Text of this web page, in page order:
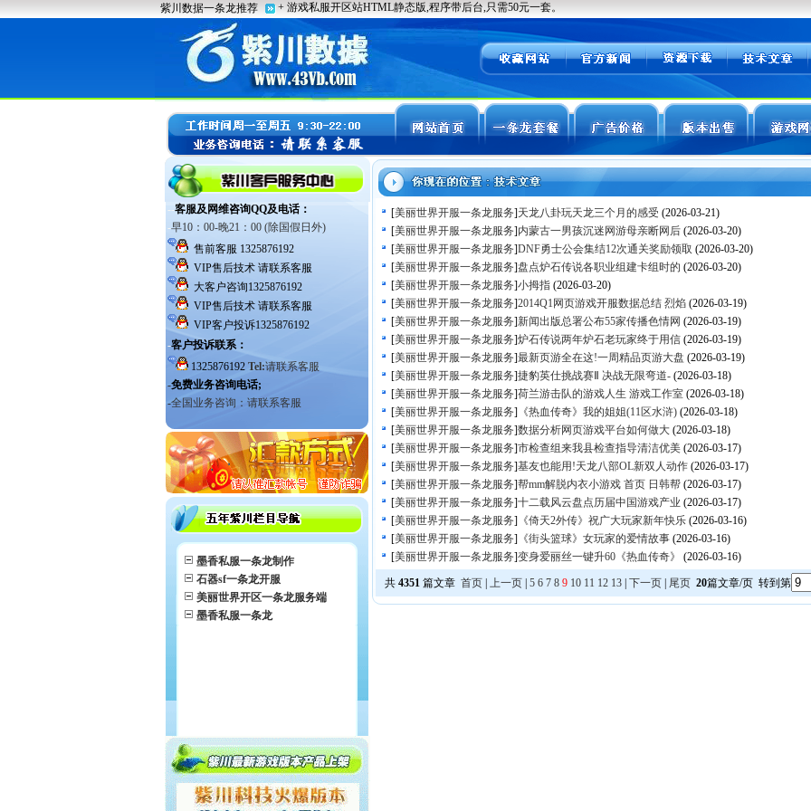
墨香私服一条龙制作
石器sf一条龙开服
美丽世界开区一条龙服务端
墨香私服一条龙
[美丽世界开服一条龙服务]天龙八卦玩天龙三个月的感受 (2026-03-21)
[美丽世界开服一条龙服务]内蒙古一男孩沉迷网游母亲断网后 (2026-03-20)
[美丽世界开服一条龙服务]DNF勇士公会集结12次通关奖励领取 (2026-03-20)
[美丽世界开服一条龙服务]盘点炉石传说各职业组建卡组时的 (2026-03-20)
[美丽世界开服一条龙服务]小拇指 (2026-03-20)
[美丽世界开服一条龙服务]2014Q1网页游戏开服数据总结 烈焰 (2026-03-19)
[美丽世界开服一条龙服务]新闻出版总署公布55家传播色情网 (2026-03-19)
[美丽世界开服一条龙服务]炉石传说两年炉石老玩家终于用信 (2026-03-19)
[美丽世界开服一条龙服务]最新页游全在这!一周精品页游大盘 (2026-03-19)
[美丽世界开服一条龙服务]捷豹英仕挑战赛Ⅱ 决战无限弯道- (2026-03-18)
[美丽世界开服一条龙服务]荷兰游击队的游戏人生 游戏工作室 (2026-03-18)
[美丽世界开服一条龙服务] 《热血传奇》我的姐姐(11区水浒) (2026-03-18)
[美丽世界开服一条龙服务]数据分析网页游戏平台如何做大 (2026-03-18)
[美丽世界开服一条龙服务]市检查组来我县检查指导清洁优美 (2026-03-17)
[美丽世界开服一条龙服务]基友也能用!天龙八部OL新双人动作 (2026-03-17)
[美丽世界开服一条龙服务]帮mm解脱内衣小游戏 首页 日韩帮 (2026-03-17)
[美丽世界开服一条龙服务]十二载风云盘点历届中国游戏产业 (2026-03-17)
[美丽世界开服一条龙服务] 《倚天2外传》祝广大玩家新年快乐 (2026-03-16)
[美丽世界开服一条龙服务] 《街头篮球》女玩家的爱情故事 (2026-03-16)
[美丽世界开服一条龙服务]变身爱丽丝一键升60《热血传奇》 (2026-03-16)
共 4351 篇文章 首页 上一页 5 6 7 8 9 10 11 12 13 下一页 尾页 20篇文章/页 转到第